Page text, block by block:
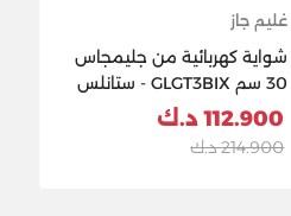
غليم جاز
شواية كهربائية من جليمجاس
30 سم GLGT3BIX - ستانلس
ستيل
112.900 د.ك
214.900 د.ك